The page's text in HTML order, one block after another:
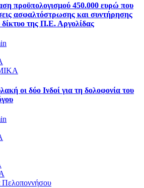
προϋπολογισμού 450.000 ευρώ που
ασφαλτόστρωσης και συντήρησης
δίκτυο της Π.Ε. Αργολίδας
οι δύο Ινδοί για τη δολοφονία του
Πελοποννήσου